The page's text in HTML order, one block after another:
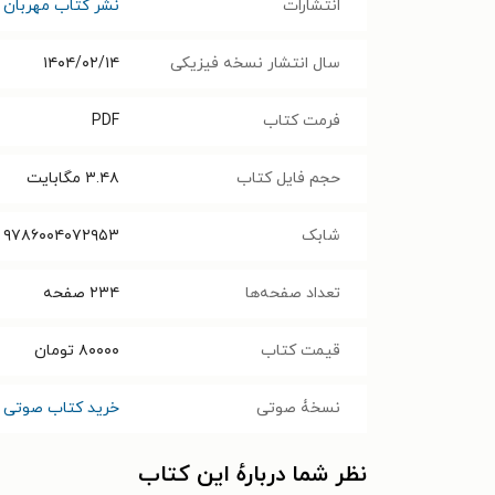
انتشارات نشر کتاب مهربان
سال انتشار نسخه فیزیکی ۱۴۰۴/۰۲/۱۴
فرمت کتاب PDF
حجم فایل کتاب ۳.۴۸ مگابایت
شابک ۹۷۸۶۰۰۴۰۷۲۹۵۳
تعداد صفحه‌ها ۲۳۴ صفحه
قیمت کتاب ۸۰۰۰۰ تومان
نسخۀ صوتی خرید کتاب صوتی
نظر شما دربارهٔ این کتاب